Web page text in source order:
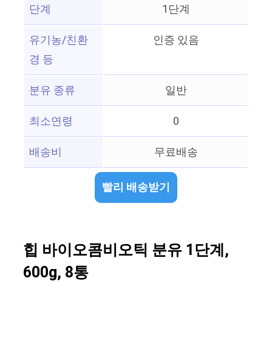
단계
1단계
유기농/친환
경 등
인증 있음
분유 종류
일반
최소연령
0
배송비
무료배송
빨리 배송받기
힙 바이오콤비오틱 분유 1단계,
600g, 8통